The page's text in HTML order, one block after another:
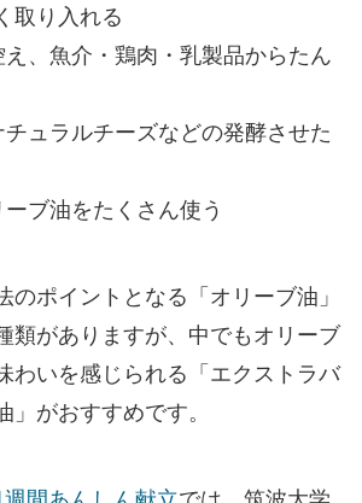
取り入れる
、魚介・鶏肉・乳製品からたん
ュラルチーズなどの発酵させた
ブ油をたくさん使う
のポイントとなる「オリーブ油」
類がありますが、中でもオリーブ
わいを感じられる「エクストラバ
がおすすめです。